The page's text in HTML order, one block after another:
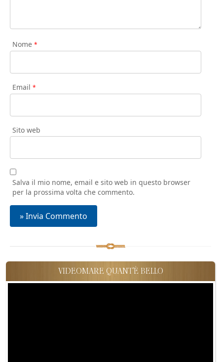
Nome *
Email *
Sito web
Salva il mio nome, email e sito web in questo browser
per la prossima volta che commento.
VIDEOMARE QUANT'È BELLO